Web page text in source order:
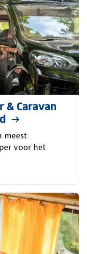
& Caravan
meest
voor het